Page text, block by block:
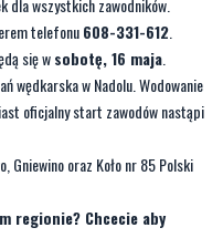
dla wszystkich zawodników.
telefonu608-331-612.
się wsobotę, 16 maja.
wędkarska w Nadolu. Wodowanie
oficjalny start zawodów nastąpi
Gniewino oraz Koło nr 85 Polski
regionie? Chcecie aby